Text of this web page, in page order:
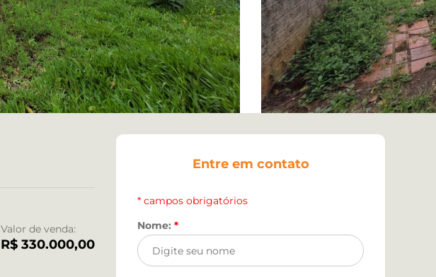
Valor de venda:
R$ 330.000,00
Entre em contato
* campos obrigatórios
Nome:*